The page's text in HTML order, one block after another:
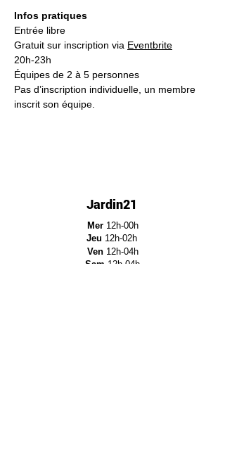
Infos pratiques
Entrée libre
Gratuit sur inscription via Eventbrite
20h-23h
Équipes de 2 à 5 personnes
Pas d’inscription individuelle, un membre
inscrit son équipe.
Jardin21
Mer12h-00h
Jeu 12h-02h
Ven 12h-04h
Sam 12h-04h